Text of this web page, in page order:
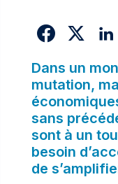
Dans un
mutation,
sans
sont à un
besoin
de